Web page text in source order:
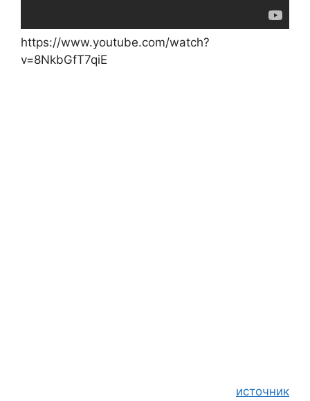
https://www.youtube.com/watch?
v=8NkbGfT7qiE
источник